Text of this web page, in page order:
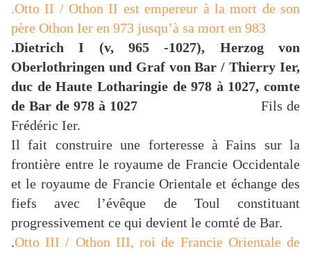
.Otto II / Othon II est empereur à la mort de son
père Othon Ier en 973 jusqu’à sa mort en 983
.Dietrich I (v, 965 -1027), Herzog von
Oberlothringen und Graf von Bar / Thierry Ier,
duc de Haute Lotharingie de 978 à 1027, comte
de Bar de 978 à 1027Fils de
Frédéric Ier.
Il fait construire une forteresse à Fains sur la
frontière entre le royaume de Francie Occidentale
et le royaume de Francie Orientale et échange des
fiefs avec l’évêque de Toul constituant
progressivement ce qui devient le comté de Bar.
.Otto III / Othon III, roi de Francie Orientale de